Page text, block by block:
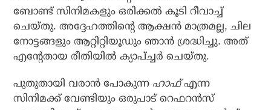
ബോണ്ട് സിനിമകളും ഒരിക്കല്‍ കൂടി റീവാച്ച്
ചെയ്തു. അദ്ദേഹത്തിന്റെ ആക്ഷന്‍ മാത്രമല്ല, ചില
നോട്ടങ്ങളും ആറ്റിറ്റിയൂഡും ഞാന്‍ ശ്രദ്ധിച്ചു. അത്
എന്റേതായ രീതിയില്‍ ക്യാപ്ച്ചര്‍ ചെയ്തു.
പുതുതായി വരാന്‍ പോകുന്ന ഹാഫ്എന്ന
സിനിമക്ക് വേണ്ടിയും ഒരുപാട് റെഫറന്‍സ്